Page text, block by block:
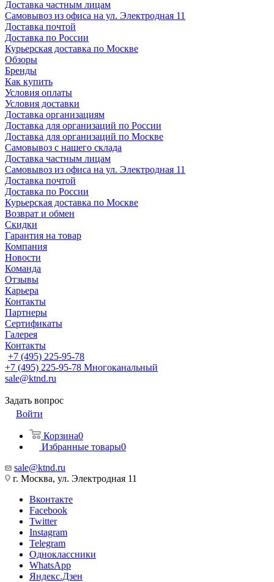
Доставка частным лицам
Самовывоз из офиса на ул. Электродная 11
Доставка почтой
Доставка по России
Курьерская доставка по Москве
Обзоры
Бренды
Как купить
Условия оплаты
Условия доставки
Доставка организациям
Доставка для организаций по России
Доставка для организаций по Москве
Самовывоз с нашего склада
Доставка частным лицам
Самовывоз из офиса на ул. Электродная 11
Доставка почтой
Доставка по России
Курьерская доставка по Москве
Возврат и обмен
Скидки
Гарантия на товар
Компания
Новости
Команда
Отзывы
Карьера
Контакты
Партнеры
Сертификаты
Галерея
Контакты
+7 (495) 225-95-78
+7 (495) 225-95-78 Многоканальный
sale@ktnd.ru
Задать вопрос
Войти
Корзина0
Избранные товары0
sale@ktnd.ru
г. Москва, ул. Электродная 11
Вконтакте
Facebook
Twitter
Instagram
Telegram
Одноклассники
WhatsApp
Яндекс.Дзен